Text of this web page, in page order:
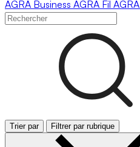
AGRA Business AGRA Fil AGRA
Trier par Filtrer par rubrique